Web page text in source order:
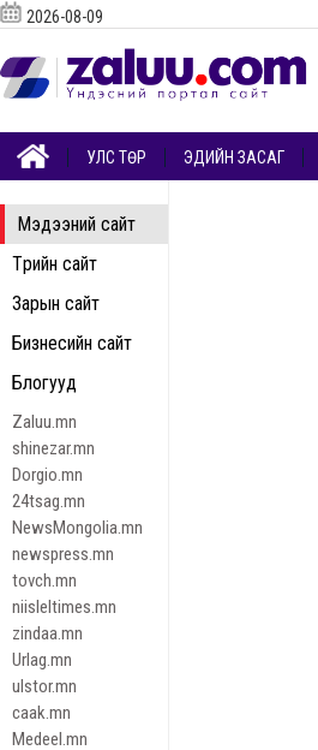
Мэдээний сайт
Төрийн сайт
Зарын сайт
Бизнесийн сайт
Блогууд
Zaluu.mn
shinezar.mn
Dorgio.mn
24tsag.mn
NewsMongolia.mn
newspress.mn
tovch.mn
niisleltimes.mn
zindaa.mn
Urlag.mn
ulstor.mn
caak.mn
Medeel.mn
2026-08-09
УЛС ТӨР ЭДИЙН ЗАСАГ